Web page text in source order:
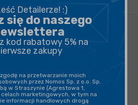
Detailerze! :)
się do naszego
kod rabatowy 5% na
zakupy
na przetwarzanie moich
przez Nomos Sp. z o.o. Sp.
w Straszynie (Agrestowa 1,
celach marketingowych, w tym na
informacji handlowych drogą